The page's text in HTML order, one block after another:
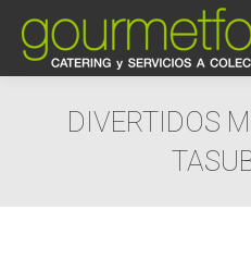
DIVERTIDOS